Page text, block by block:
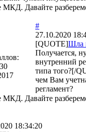
МКД. Давайте
#
27.10.2020
[QUOTE]Шла
Получается,
внутренний
типа того?[/
чем Вам
регламент?
МКД. Давайте
18:34:20